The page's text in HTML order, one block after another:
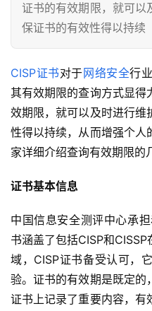
证书的有效期限，就可以
保证书的有效性得以持续
CISP证书对于网络安全行
其有效期限的查询方式显得
效期限，就可以及时进行维
性得以持续，从而增强个人
家详细介绍查询有效期限的
证书基本信息
中国信息安全测评中心承
书涵盖了包括CISP和
域，CISP证书备受认可，
验。证书的有效期是既定的
证书上记录了重要内容，有